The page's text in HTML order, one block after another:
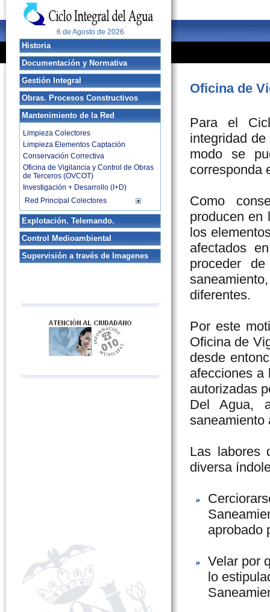
6 de Agosto de 2026
Historia
Antecedentes
Era Moderna
Planeamiento
Documentación y Normativa
Documentación Normativa
Gestión Integral
Saneamiento Integral Red Alcantarillado
(SIRA)
Gestión Integral
Obras. Procesos Constructivos
Introducción
Construcción ramal
Construcción pozo registro
Construcción sumidero
Construcción imbornal
Rasanteo tapas
Mantenimiento de la Red
Limpieza Colectores
Limpieza Elementos Captación
Conservación Correctiva
Oficina de Vigilancia y Control de Obras
de Terceros (OVCOT)
Investigación + Desarrollo (I+D)
Red Principal Colectores
Colectores Zona Norte
Colectores Zona Sur
Colectores Zona Centro
Colectores Calle Sagunto
Explotación. Telemando.
Telemando Instalaciones
Grandes Estaciones
Pequeñas Instalaciones
Control Medioambiental
Sensores y Telemetría
Estaciones Fijas de Control
Unidad de Control de Calidad de
Aguas Residuales (UCCAR)
Plano de Localización
Plano de Localización Radares
Supervisión a través de Imagenes
Oficina de
Para el
integridad
modo se
corresponda
Como
producen en
los
afectados
proceder
diferentes.
Por este
Oficina de
desde
afecciones a
autorizadas
Del Agua,
saneamiento
Las labores
diversa
aprobado
Velar por
lo